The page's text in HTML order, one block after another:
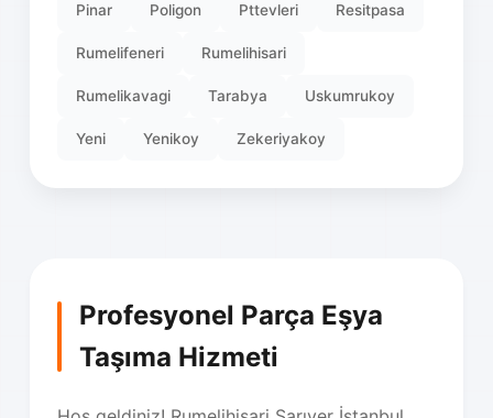
Profesyonel Parça Eşya
Taşıma Hizmeti
Pinar Poligon Pttevleri Resitpasa
Rumelifeneri Rumelihisari
Rumelikavagi Tarabya Uskumrukoy
Yeni Yenikoy Zekeriyakoy